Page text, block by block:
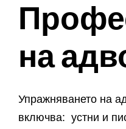
на
Упражняването на
включва: устни и